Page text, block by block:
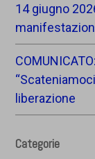
14 giugno
liberazione
Categorie